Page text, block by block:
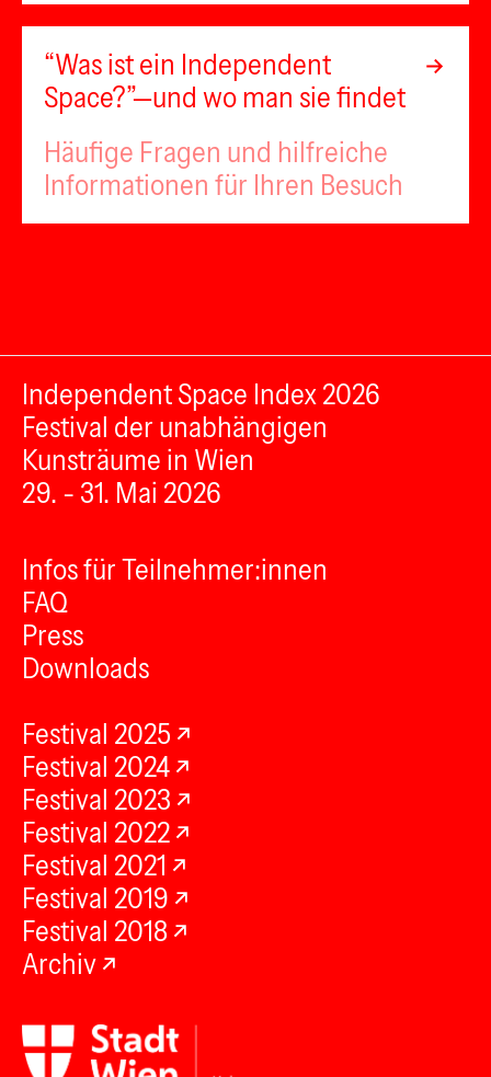
“Was ist ein Independent
Space?”—und wo man sie findet
Häufige Fragen und hilfreiche
Informationen für Ihren Besuch
Independent Space Index 2026
Festival der unabhängigen
Kunsträume in Wien
29. - 31. Mai 2026
Infos für Teilnehmer:innen
FAQ
Press
Downloads
Festival 2025
Festival 2024
Festival 2023
Festival 2022
Festival 2021
Festival 2019
Festival 2018
Archiv